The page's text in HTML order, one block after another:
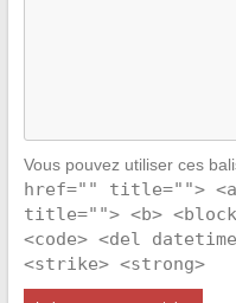
Vous pouvez utiliser ces
href="" title="">
title=""> <b>
<code> <del
<strike> <strong>